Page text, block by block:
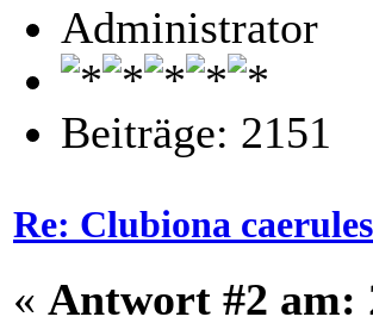
Administrator
Beiträge: 2151
Re: Clubiona
« Antwort #2 am: